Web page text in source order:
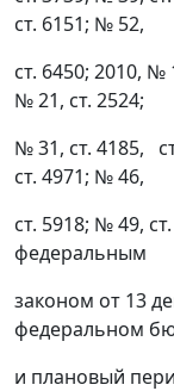
ст. 6151; № 52,
ст. 6450; 2010, №
№ 21, ст. 2524;
№ 31, ст. 4185,
ст. 4971; № 46,
ст. 5918; № 49,
федеральным
законом от 13
федеральном
и плановый